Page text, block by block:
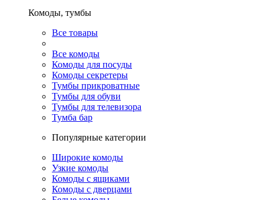
Комоды, тумбы
Все товары
Все комоды
Комоды для посуды
Комоды секретеры
Тумбы прикроватные
Тумбы для обуви
Тумбы для телевизора
Тумба бар
Популярные категории
Широкие комоды
Узкие комоды
Комоды с ящиками
Комоды с дверцами